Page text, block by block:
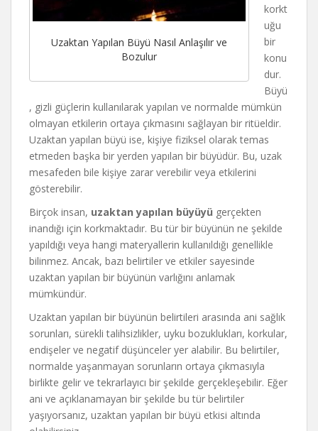
Uzaktan Yapılan Büyü Nasıl Anlaşılır ve
Bozulur
korkt
uğu
bir
konu
dur.
Büyü
, gizli güçlerin kullanılarak yapılan ve normalde mümkün
olmayan etkilerin ortaya çıkmasını sağlayan bir ritüeldir.
Uzaktan yapılan büyü ise, kişiye fiziksel olarak temas
etmeden başka bir yerden yapılan bir büyüdür. Bu, uzak
mesafeden bile kişiye zarar verebilir veya etkilerini
gösterebilir.
Birçok insan, uzaktan yapılan büyüyü gerçekten
inandığı için korkmaktadır. Bu tür bir büyünün ne şekilde
yapıldığı veya hangi materyallerin kullanıldığı genellikle
bilinmez. Ancak, bazı belirtiler ve etkiler sayesinde
uzaktan yapılan bir büyünün varlığını anlamak
mümkündür.
Uzaktan yapılan bir büyünün belirtileri arasında ani sağlık
sorunları, sürekli talihsizlikler, uyku bozuklukları, korkular,
endişeler ve negatif düşünceler yer alabilir. Bu belirtiler,
normalde yaşanmayan sorunların ortaya çıkmasıyla
birlikte gelir ve tekrarlayıcı bir şekilde gerçekleşebilir. Eğer
ani ve açıklanamayan bir şekilde bu tür belirtiler
yaşıyorsanız, uzaktan yapılan bir büyü etkisi altında